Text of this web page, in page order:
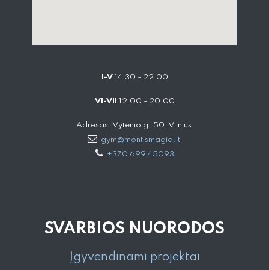
I-V14:30 - 22:00
VI-VII 12:00 - 20:00
Adresas: Vytenio g. 50, Vilnius
gym@montismagia.lt
+370 699 45093
SVARBIOS NUORODOS
Įgyvendinami projektai